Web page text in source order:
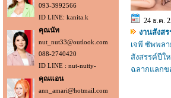
093-3992566
ID LINE: kanita.k
คุณนัท
nut_nut33@outlook.com
088-2740420
ID LINE : nut-nutty-
คุณแอน
ann_amari@hotmail.com
24 ธ.ค.
งานสังส
เจพี ซัพพล
สังสรรค์ปีใ
ฉลากแลกข